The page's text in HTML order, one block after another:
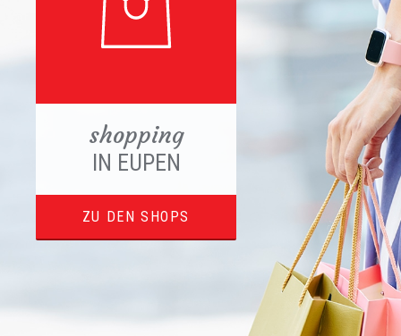
shopping
IN EUPEN
ZU DEN SHOPS